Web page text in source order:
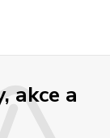
akce a